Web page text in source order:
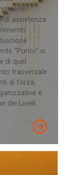
di assistenza
“Punto" si
di quel
trasversale
di forza,
e
dei Livelli